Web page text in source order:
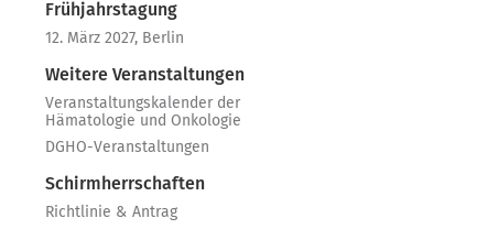
Frühjahrstagung
12. März 2027, Berlin
Weitere Veranstaltungen
Veranstaltungskalender der
Hämatologie und Onkologie
DGHO-Veranstaltungen
Schirmherrschaften
Richtlinie & Antrag